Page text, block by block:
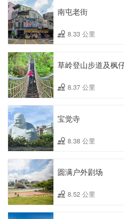
南屯老街
8.33 公里
草岭登山步道及枫
8.37 公里
宝觉寺
8.38 公里
圆满户外剧场
8.52 公里